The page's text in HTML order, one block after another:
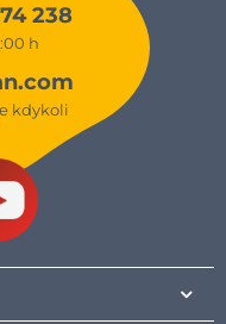
238
h
kdykoli